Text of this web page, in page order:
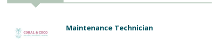
Maintenance Technician